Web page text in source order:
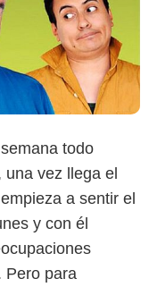
todo
una vez llega el
a sentir el
y con él
Pero para